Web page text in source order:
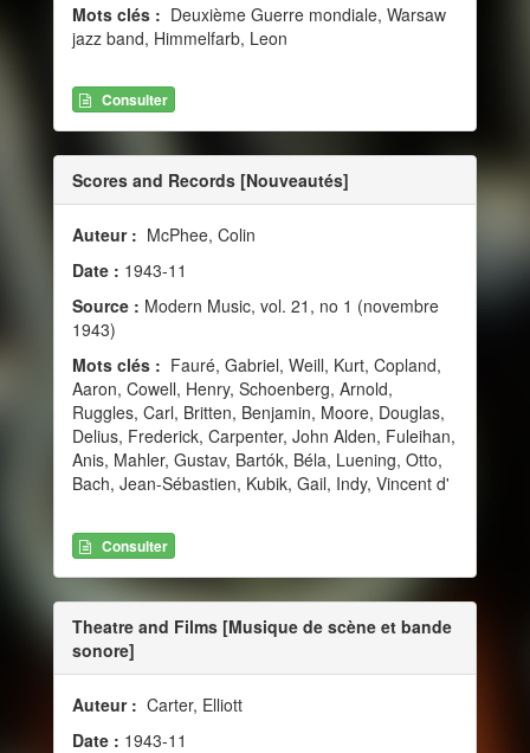
Mots clés : Deuxième Guerre mondiale, Warsaw
jazz band, Himmelfarb, Leon
Consulter
Scores and Records [Nouveautés]
Auteur : McPhee, Colin
Date : 1943-11
Source : Modern Music, vol. 21, no 1 (novembre
1943)
Mots clés : Fauré, Gabriel, Weill, Kurt, Copland,
Aaron, Cowell, Henry, Schoenberg, Arnold,
Ruggles, Carl, Britten, Benjamin, Moore, Douglas,
Delius, Frederick, Carpenter, John Alden, Fuleihan,
Anis, Mahler, Gustav, Bartók, Béla, Luening, Otto,
Bach, Jean-Sébastien, Kubik, Gail, Indy, Vincent d'
Consulter
Theatre and Films [Musique de scène et bande
sonore]
Auteur : Carter, Elliott
Date : 1943-11